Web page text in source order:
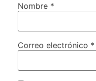
Nombre *
Correo electrónico *